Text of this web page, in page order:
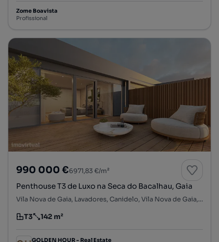
Zome Boavista
Profissional
990 000 €6971,83 €/m²
Penthouse T3 de Luxo na Seca do Bacalhau, Gaia
Vila Nova de Gaia, Lavadores, Canidelo, Vila Nova de Gaia, Porto
Tipologia
T3
Preço por metro quadrado
142 m²
GOLDEN HOUR - Real Estate